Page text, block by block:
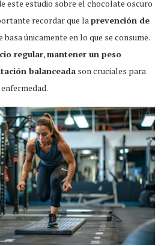
este estudio sobre el chocolate oscuro
recordar que la prevención de
basa únicamente en lo que se consume.
regular,mantener un peso
balanceada son cruciales para